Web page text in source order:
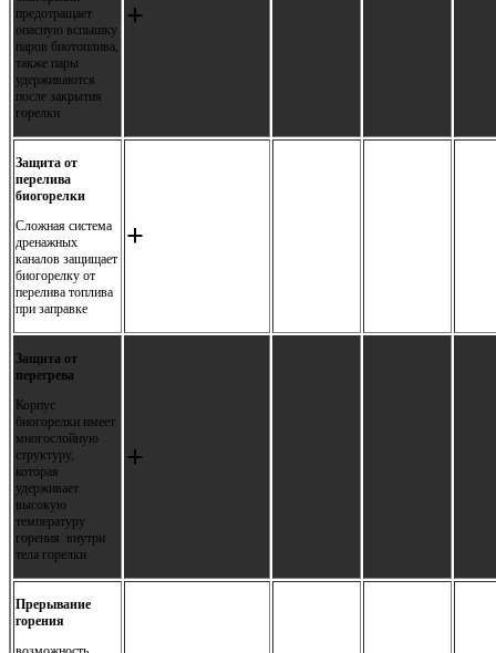
предотращает
опасную вспышку
паров биотоплива,
также пары
удерживаются
после закрытия
горелки
+
Защита от
перелива
биогорелки
Сложная система
дренажных
каналов защищает
биогорелку от
перелива топлива
при заправке
+
Защита от
перегрева
Корпус
биогорелки имеет
многослойную
структуру,
которая
удерживает
высокую
температуру
горения внутри
тела горелки
+
Прерывание
горения